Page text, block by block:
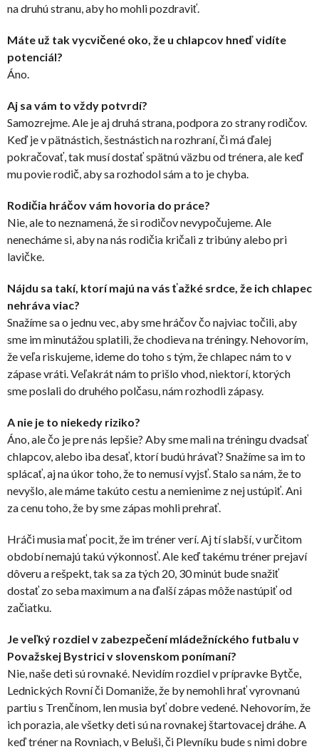
na druhú stranu, aby ho mohli pozdraviť.
Máte už tak vycvičené oko, že u chlapcov hneď vidíte
potenciál?
Áno.
Aj sa vám to vždy potvrdí?
Samozrejme. Ale je aj druhá strana, podpora zo strany rodičov.
Keď je v pätnástich, šestnástich na rozhraní, či má ďalej
pokračovať, tak musí dostať spätnú väzbu od trénera, ale keď
mu povie rodič, aby sa rozhodol sám a to je chyba.
Rodičia hráčov vám hovoria do práce?
Nie, ale to neznamená, že si rodičov nevypočujeme. Ale
nenecháme si, aby na nás rodičia kričali z tribúny alebo pri
lavičke.
Nájdu sa takí, ktorí majú na vás ťažké srdce, že ich chlapec
nehráva viac?
Snažíme sa o jednu vec, aby sme hráčov čo najviac točili, aby
sme im minutážou splatili, že chodieva na tréningy. Nehovorím,
že veľa riskujeme, ideme do toho s tým, že chlapec nám to v
zápase vráti. Veľakrát nám to prišlo vhod, niektorí, ktorých
sme poslali do druhého polčasu, nám rozhodli zápasy.
A nie je to niekedy riziko?
Áno, ale čo je pre nás lepšie? Aby sme mali na tréningu dvadsať
chlapcov, alebo iba desať, ktorí budú hrávať? Snažíme sa im to
splácať, aj na úkor toho, že to nemusí vyjsť. Stalo sa nám, že to
nevyšlo, ale máme takúto cestu a nemienime z nej ustúpiť. Ani
za cenu toho, že by sme zápas mohli prehrať.
Hráči musia mať pocit, že im tréner verí. Aj tí slabší, v určitom
období nemajú takú výkonnosť. Ale keď takému tréner prejaví
dôveru a rešpekt, tak sa za tých 20, 30 minút bude snažiť
dostať zo seba maximum a na ďalší zápas môže nastúpiť od
začiatku.
Je veľký rozdiel v zabezpečení mládežníckého futbalu v
Považskej Bystrici v slovenskom ponímaní?
Nie, naše deti sú rovnaké. Nevidím rozdiel v prípravke Bytče,
Lednických Rovní či Domaniže, že by nemohli hrať vyrovnanú
partiu s Trenčínom, len musia byť dobre vedené. Nehovorím, že
ich porazia, ale všetky deti sú na rovnakej štartovacej dráhe. A
keď tréner na Rovniach, v Beluši, či Plevníku bude s nimi dobre